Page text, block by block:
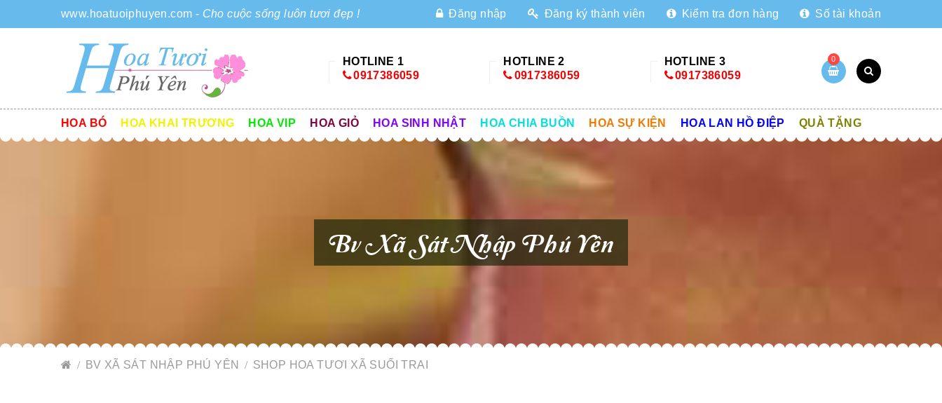
www.hoatuoiphuyen.com - Cho cuộc sống luôn tươi đẹp ! Đăng nhập Đăng ký thành viên Kiểm tra đơn hàng Số tài khoản
HOTLINE 1
0917386059
HOTLINE 2
0917386059
HOTLINE 3
0917386059
0
HOA BÓ HOA KHAI TRƯƠNG HOA VIP HOA GIỎ HOA SINH NHẬT HOA CHIA BUỒN HOA SỰ KIỆN HOA LAN HỒ ĐIỆP QUÀ TẶNG
Bv Xã Sát Nhập Phú Yên
BV XÃ SÁT NHẬP PHÚ YÊN SHOP HOA TƯƠI XÃ SUỐI TRAI